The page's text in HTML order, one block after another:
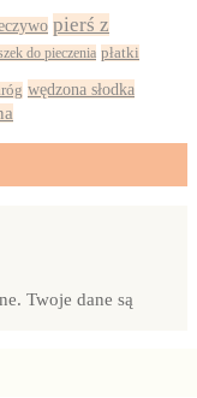
pierś z
do pieczenia płatki
wędzona słodka
Twoje dane są